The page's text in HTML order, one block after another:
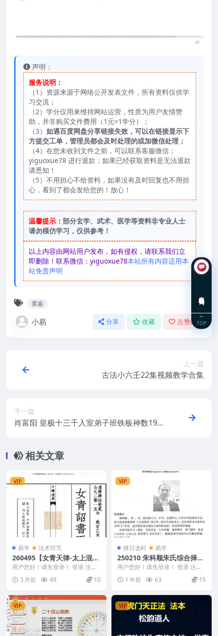
声明：
服务说明：
（1）资源来源于网络公开发表文件，所有资料仅供学
习交流；
（2）学分仅用来维持网站运营，性质为用户友情赞
助，并非购买文件费用（1元=1学分）；
（3） 如遇百度网盘分享链接失效，可以在链接显示下
方提交工单，管理员都会及时处理的或加微信处理；
（4）在您未收到文件之前，可以联系客服微信：
yiguoxue78 进行退款；如果已经获取资料是无法退款
请悉知！
（5）不用担心不给资料，如果没有及时回复也不用担
心，看到了都会发给您的！放心！
温馨提示： 部分玄学、武术、医学等资料非专业人士
请勿模仿学习，仅供参考！
以上内容由网站用户发布，如有侵权，请联系我们立
即删除！联系微信：yiguoxue78本站所有内容适用本
站免责声明
黄鉴
小易 分享 收藏 点赞( )
上一篇
古法小六壬22集视频教学合集
下一篇
肖富阳 皇极十三千入室弟子班铁板神数19集
相关文章
VIP
易学 法术符咒
260495【女青天律-太上混洞
赤文‮青女‬天律诏书】三卷全：
共54筒子页100多面Y
用户您好！请先登录！ 登录 注册
律诏书】三卷...
3 月前 49 10
VIP
择日选时 易学
250210 朱科顺朱氏综合择日
全书（正序466p）
用户您好！请先登录！ 登录 注册
朱科顺朱氏综合择日全书（正序46
6p） 250...
1 年前 63 15
VIP VIP
TOP